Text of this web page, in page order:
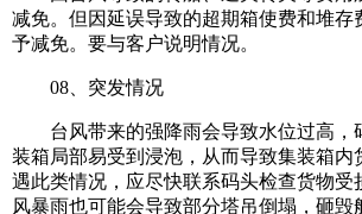
减免。但因延误导致的超期箱使费和堆存
予减免。要与客户说明情况。
08、突发情况
台风带来的强降雨会导致水位过高，
装箱局部易受到浸泡，从而导致集装箱内
遇此类情况，应尽快联系码头检查货物受
风暴雨也可能会导致部分塔吊倒塌，砸毁